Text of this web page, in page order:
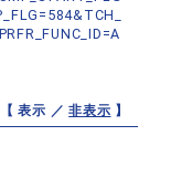
【 表示 ／非表示 】